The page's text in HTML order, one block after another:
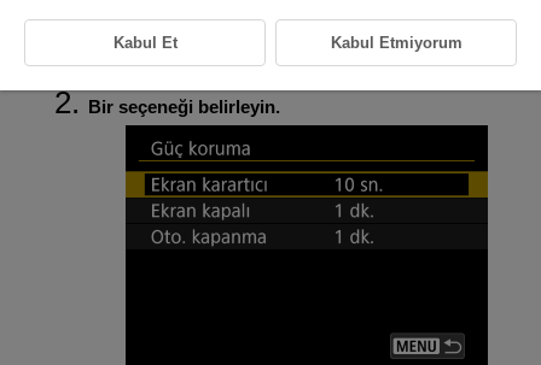
[ :Güç koruma] (
) seçimi yapın.
Bir seçeneği belirleyin.
Kabul Et Kabul Etmiyorum